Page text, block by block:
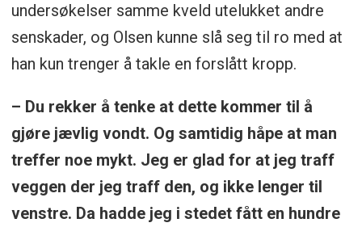
undersøkelser samme kveld utelukket andre
senskader, og Olsen kunne slå seg til ro med at
han kun trenger å takle en forslått kropp.
– Du rekker å tenke at dette kommer til å
gjøre jævlig vondt. Og samtidig håpe at man
treffer noe mykt. Jeg er glad for at jeg traff
veggen der jeg traff den, og ikke lenger til
venstre. Da hadde jeg i stedet fått en hundre